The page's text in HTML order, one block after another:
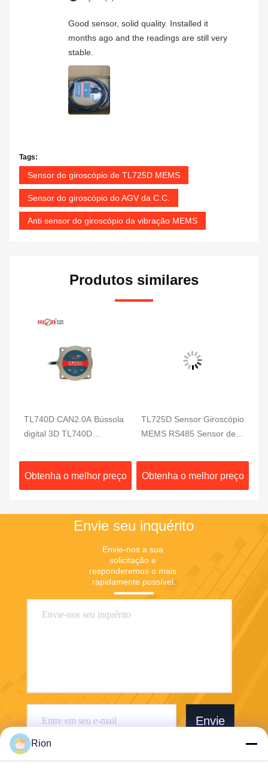
Good sensor, solid quality. Installed it
months ago and the readings are still very
stable.
Tags:
Sensor do giroscópio de TL725D MEMS
Sensor do giroscópio do AGV da C.C.
Anti sensor do giroscópio da vibração MEMS
Produtos similares
TL740D CAN2.0A Bússola
digital 3D TL740D
acelerômetro de 3 eixos
Obtenha o melhor preço
TL725D Sensor Giroscópio
MEMS RS485 Sensor de
100Hz para Condução
Automática
Obtenha o melhor preço
Envie seu inquérito
Envie-nos a sua
solicitação e
responderemos o mais
rapidamente possível.
Envie
Rion